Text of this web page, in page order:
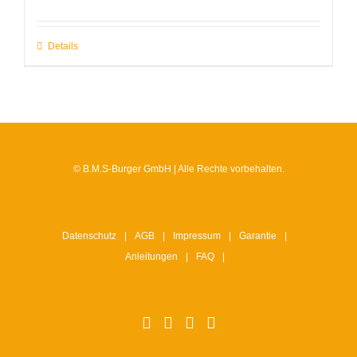
Details
© B.M.S-Burger GmbH | Alle Rechte vorbehalten.
Datenschutz AGB Impressum
Garantie
Anleitungen
FAQ